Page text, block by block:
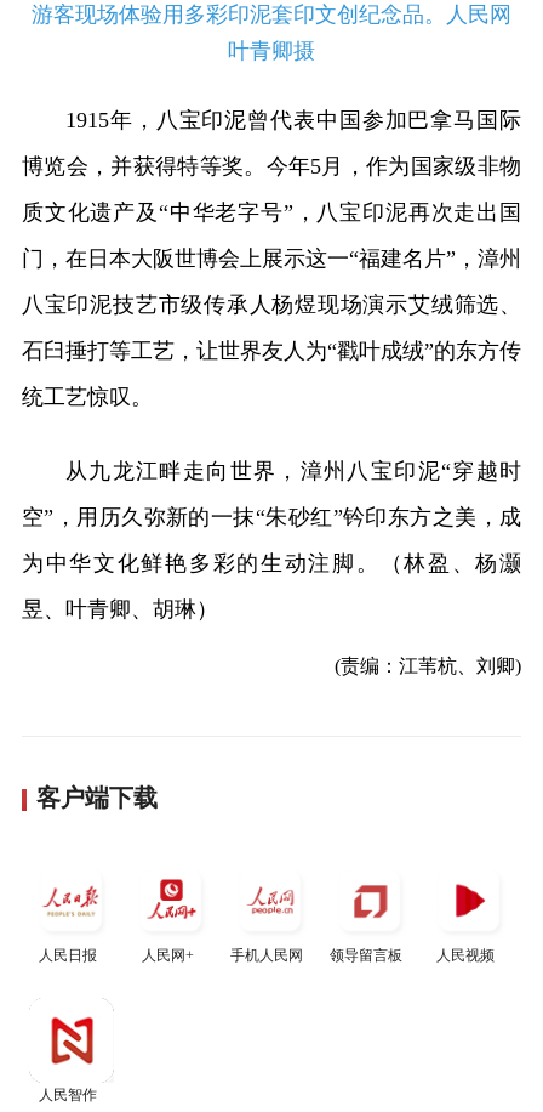
游客现场体验用多彩印泥套印文创纪念品。人民网
叶青卿摄
1915年，八宝印泥曾代表中国参加巴拿马国际
博览会，并获得特等奖。今年5月，作为国家级非物
质文化遗产及“中华老字号”，八宝印泥再次走出国
门，在日本大阪世博会上展示这一“福建名片”，漳州
八宝印泥技艺市级传承人杨煜现场演示艾绒筛选、
石臼捶打等工艺，让世界友人为“戳叶成绒”的东方传
统工艺惊叹。
从九龙江畔走向世界，漳州八宝印泥“穿越时
空”，用历久弥新的一抹“朱砂红”钤印东方之美，成
为中华文化鲜艳多彩的生动注脚。（林盈、杨灏
昱、叶青卿、胡琳）
(责编：江苇杭、刘卿)
客户端下载
人民日报 人民网+ 手机人民网 领导留言板 人民视频
人民智作